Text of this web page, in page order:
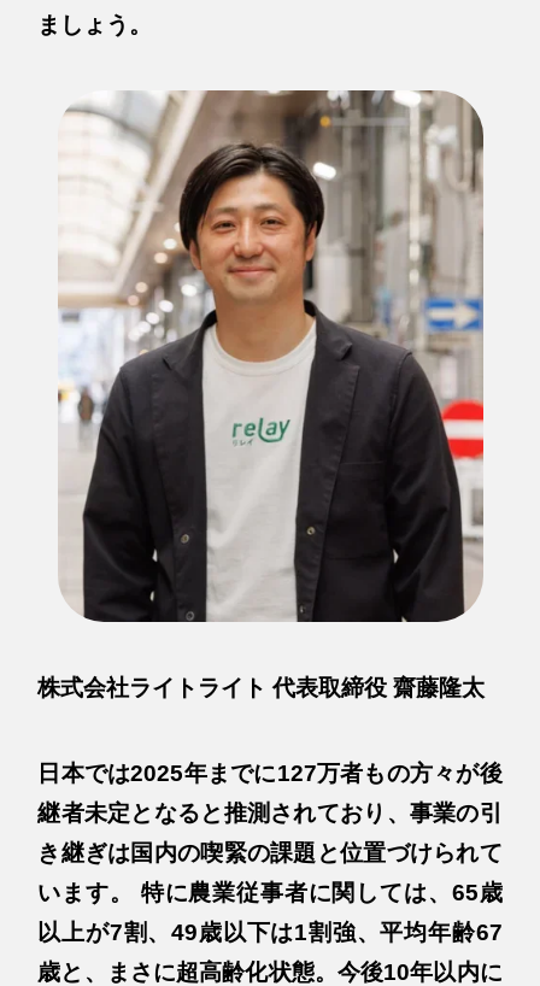
ましょう。
株式会社ライトライト 代表取締役 齋藤隆太
日本では2025年までに127万者もの方々が後
継者未定となると推測されており、事業の引
き継ぎは国内の喫緊の課題と位置づけられて
います。 特に農業従事者に関しては、65歳
以上が7割、49歳以下は1割強、平均年齢67
歳と、まさに超高齢化状態。今後10年以内に